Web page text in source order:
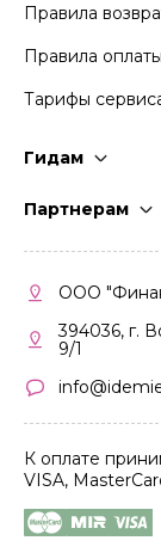
Правила
Правила оплаты
Тарифы
Гидам
Партнерам
Кабинет
Правила
ООО
394036, г.
9/1
К оплате
VISA,